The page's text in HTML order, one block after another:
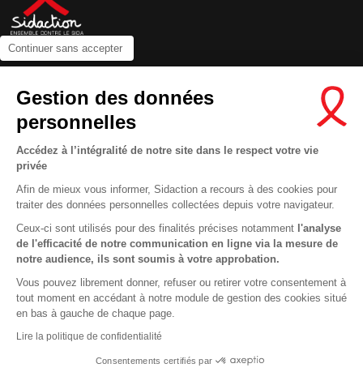
Continuer sans accepter
Gestion des données
personnelles
Accédez à l’intégralité de notre site dans le respect votre vie
privée
Afin de mieux vous informer, Sidaction a recours à des cookies pour
traiter des données personnelles collectées depuis votre navigateur.
Ceux-ci sont utilisés pour des finalités précises notamment l'analyse
de l'efficacité de notre communication en ligne via la mesure de
notre audience, ils sont soumis à votre approbation.
Vous pouvez librement donner, refuser ou retirer votre consentement à
tout moment en accédant à notre module de gestion des cookies situé
en bas à gauche de chaque page.
Lire la politique de confidentialité
Consentements certifiés par
Newsletter
Nous suivre sur les réseaux :
MENTIONS LÉGALES
CONDITIONS D’UTILISATION ET PROTECTION DES DONNÉES
COOKIES
This site uses cookies and gives you control over what you want to
En savoir plus